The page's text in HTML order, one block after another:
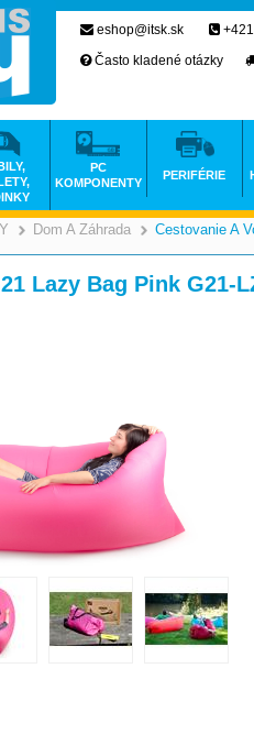
>
Dom A Záhrada Cestovanie A
Lazy Bag Pink G21-
eshop@itsk.sk
Často kladené otázky
PC
KOMPONENTY
PERIFÉRIE